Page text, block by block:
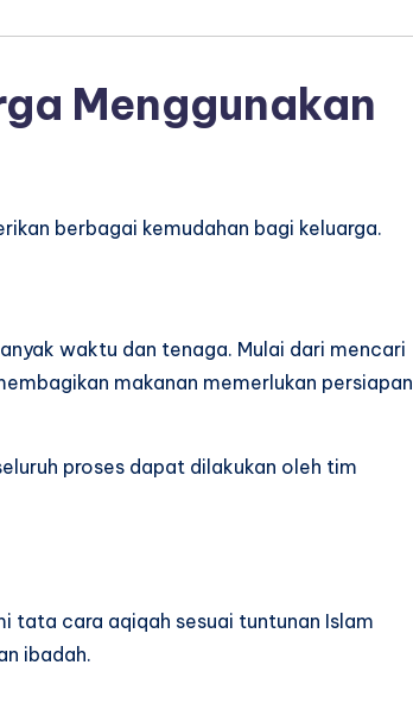
Menggunakan
berbagai kemudahan bagi keluarga.
waktu dan tenaga. Mulai dari mencari
makanan memerlukan persiapan
proses dapat dilakukan oleh tim
tata cara aqiqah sesuai tuntunan Islam
ibadah.